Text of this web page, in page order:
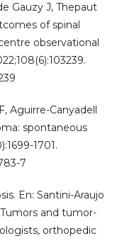
Gauzy J, Thepaut
of spinal
observational
Aguirre-Canyadell
spontaneous
1701.
7
En: Santini-Araujo
Tumors and tumor-
orthopedic